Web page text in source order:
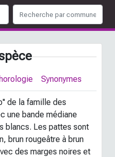
Synonymes
de la famille des
une bande médiane
blancs. Les pattes sont
brun rougeâtre à brun
des marges noires et